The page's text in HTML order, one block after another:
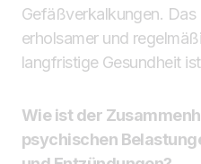
Gefäßverkalkungen.
erholsamer und
langfristige Gesundheit
Wie ist der
psychischen